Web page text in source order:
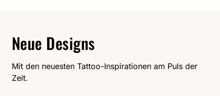
Neue Designs
Mit den neuesten Tattoo-Inspirationen am Puls der
Zeit.